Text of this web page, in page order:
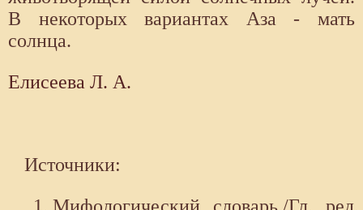
В некоторых вариантах Аза - мать
солнца.
Елисеева Л. А.
Источники: